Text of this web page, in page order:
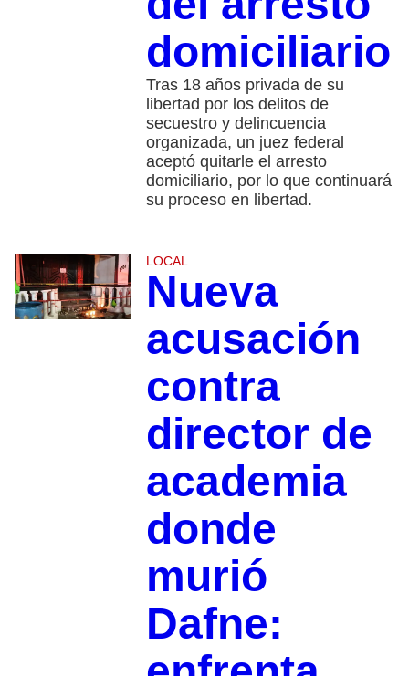
domiciliario
Tras 18 años privada de su
libertad por los delitos de
secuestro y delincuencia
organizada, un juez federal
aceptó quitarle el arresto
domiciliario, por lo que continuará
su proceso en libertad.
LOCAL
Nueva
acusación
contra
director de
academia
donde
murió
Dafne: